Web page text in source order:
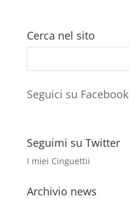
Cerca nel sito
Seguici su Facebook
Seguimi su Twitter
I miei Cinguettii
Archivio news